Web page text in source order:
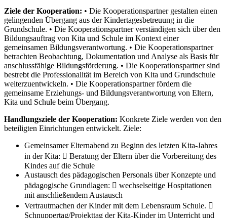
Ziele der Kooperation: • Die Kooperationspartner gestalten einen
gelingenden Übergang aus der Kindertagesbetreuung in die
Grundschule. • Die Kooperationspartner verständigen sich über den
Bildungsauftrag von Kita und Schule im Kontext einer
gemeinsamen Bildungsverantwortung. • Die Kooperationspartner
betrachten Beobachtung, Dokumentation und Analyse als Basis für
anschlussfähige Bildungsförderung. • Die Kooperationspartner sind
bestrebt die Professionalität im Bereich von Kita und Grundschule
weiterzuentwickeln. • Die Kooperationspartner fördern die
gemeinsame Erziehungs- und Bildungsverantwortung von Eltern,
Kita und Schule beim Übergang.
Handlungsziele der Kooperation: Konkrete Ziele werden von den
beteiligten Einrichtungen entwickelt. Ziele:
Gemeinsamer Elternabend zu Beginn des letzten Kita-Jahres
in der Kita:  Beratung der Eltern über die Vorbereitung des
Kindes auf die Schule
Austausch des pädagogischen Personals über Konzepte und
pädagogische Grundlagen:  wechselseitige Hospitationen
mit anschließendem Austausch
Vertrautmachen der Kinder mit dem Lebensraum Schule. 
Schnuppertag/Projekttag der Kita-Kinder im Unterricht und